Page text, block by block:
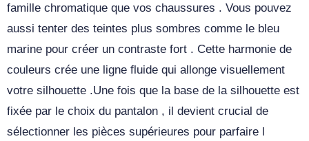
famille chromatique que vos chaussures . Vous pouvez
aussi tenter des teintes plus sombres comme le bleu
marine pour créer un contraste fort . Cette harmonie de
couleurs crée une ligne fluide qui allonge visuellement
votre silhouette .Une fois que la base de la silhouette est
fixée par le choix du pantalon , il devient crucial de
sélectionner les pièces supérieures pour parfaire l